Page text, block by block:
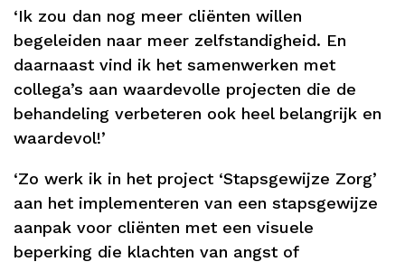
‘Ik zou dan nog meer cliënten willen
begeleiden naar meer zelfstandigheid. En
daarnaast vind ik het samenwerken met
collega’s aan waardevolle projecten die de
behandeling verbeteren ook heel belangrijk en
waardevol!’
‘Zo werk ik in het project ‘Stapsgewijze Zorg’
aan het implementeren van een stapsgewijze
aanpak voor cliënten met een visuele
beperking die klachten van angst of